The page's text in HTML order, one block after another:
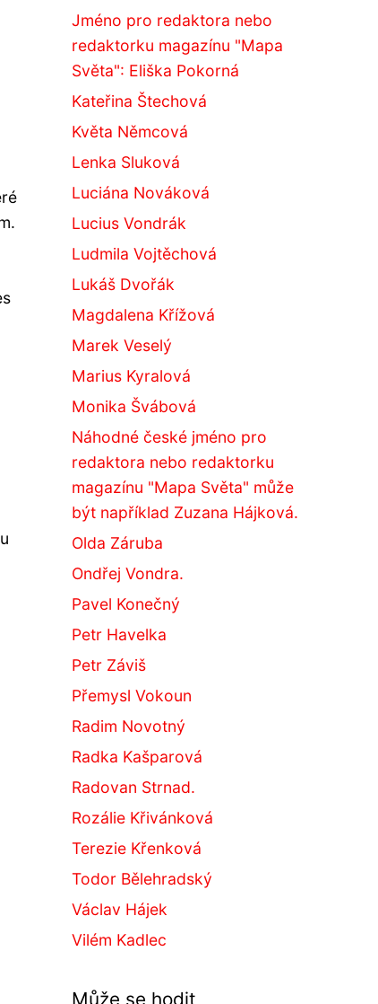
Jméno pro redaktora nebo
redaktorku magazínu "Mapa
Světa": Eliška Pokorná
Kateřina Štechová
Květa Němcová
Lenka Sluková
Luciána Nováková
Lucius Vondrák
Ludmila Vojtěchová
Lukáš Dvořák
Magdalena Křížová
Marek Veselý
Marius Kyralová
Monika Švábová
Náhodné české jméno pro
redaktora nebo redaktorku
magazínu "Mapa Světa" může
být například Zuzana Hájková.
Olda Záruba
Ondřej Vondra.
Pavel Konečný
Petr Havelka
Petr Záviš
Přemysl Vokoun
Radim Novotný
Radka Kašparová
Radovan Strnad.
Rozálie Křivánková
Terezie Křenková
Todor Bělehradský
Václav Hájek
Vilém Kadlec
Může se hodit